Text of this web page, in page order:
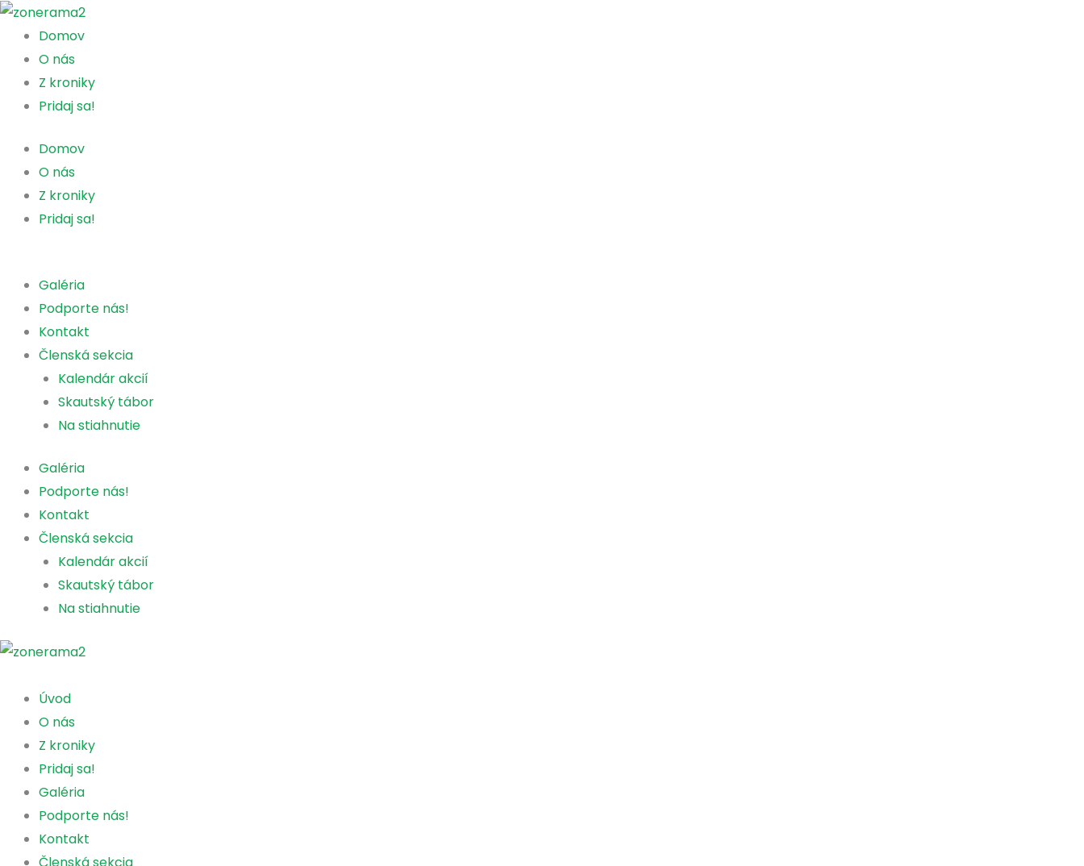
Preskočiť
obsah
Domov
O nás
Z kroniky
Pridaj sa!
Domov
O nás
Z kroniky
Pridaj sa!
Galéria
Podporte nás!
Kontakt
Členská sekcia
Kalendár akcií
Skautský tábor
Na stiahnutie
Galéria
Podporte nás!
Kontakt
Členská sekcia
Kalendár akcií
Skautský tábor
Na stiahnutie
Úvod
O nás
Z kroniky
Pridaj sa!
Galéria
Podporte nás!
Kontakt